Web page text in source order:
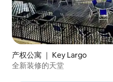
产权公寓 ｜ Key Largo
全新装修的天堂